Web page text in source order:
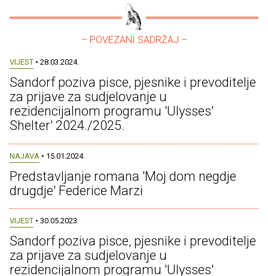
– POVEZANI SADRŽAJ –
VIJEST • 28.03.2024.
Sandorf poziva pisce, pjesnike i prevoditelje
za prijave za sudjelovanje u
rezidencijalnom programu 'Ulysses'
Shelter' 2024./2025.
NAJAVA • 15.01.2024.
Predstavljanje romana 'Moj dom negdje
drugdje' Federice Marzi
VIJEST • 30.05.2023.
Sandorf poziva pisce, pjesnike i prevoditelje
za prijave za sudjelovanje u
rezidencijalnom programu 'Ulysses'